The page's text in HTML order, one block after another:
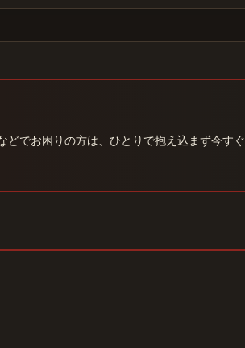
でお困りの方は、ひとりで抱え込まず今すぐ